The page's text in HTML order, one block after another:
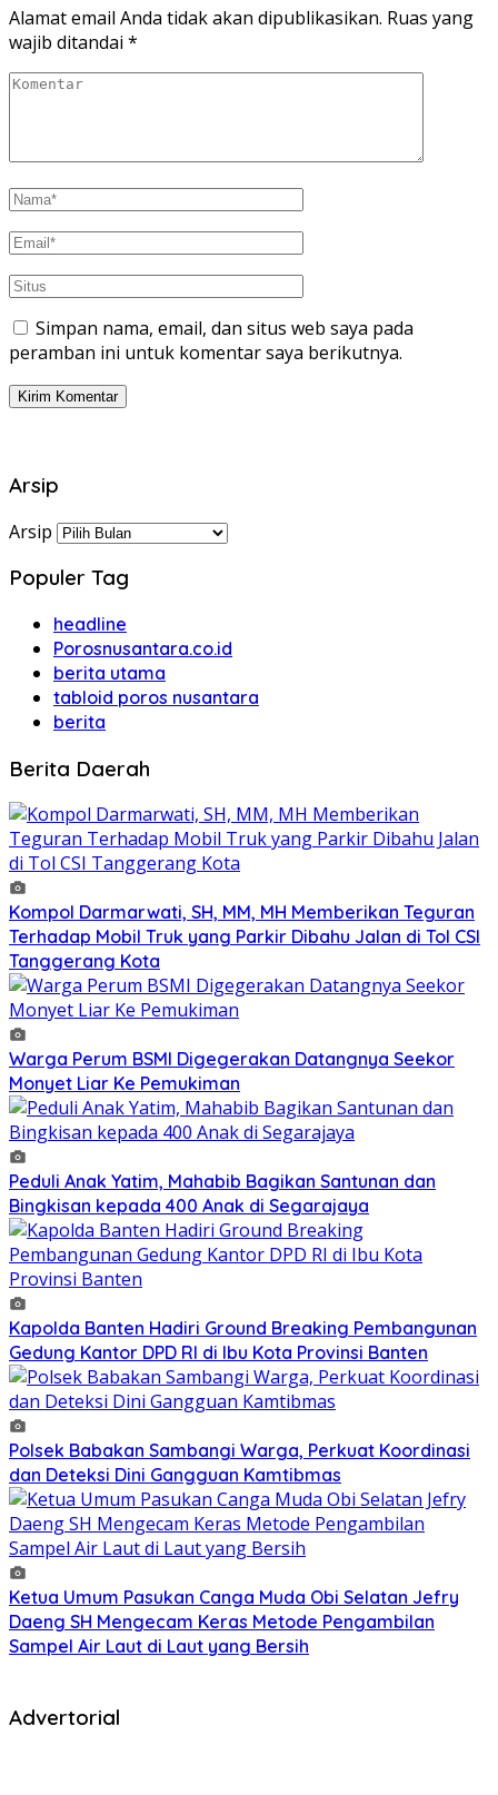
Alamat email Anda tidak akan dipublikasikan. Ruas yang
wajib ditandai *
Simpan nama, email, dan situs web saya pada
peramban ini untuk komentar saya berikutnya.
Arsip
Arsip
Populer Tag
headline
Porosnusantara.co.id
berita utama
tabloid poros nusantara
berita
Berita Daerah
Kompol Darmarwati, SH, MM, MH Memberikan Teguran
Terhadap Mobil Truk yang Parkir Dibahu Jalan di Tol CSI
Tanggerang Kota
Warga Perum BSMI Digegerakan Datangnya Seekor
Monyet Liar Ke Pemukiman
Peduli Anak Yatim, Mahabib Bagikan Santunan dan
Bingkisan kepada 400 Anak di Segarajaya
Kapolda Banten Hadiri Ground Breaking Pembangunan
Gedung Kantor DPD RI di Ibu Kota Provinsi Banten
Polsek Babakan Sambangi Warga, Perkuat Koordinasi
dan Deteksi Dini Gangguan Kamtibmas
Ketua Umum Pasukan Canga Muda Obi Selatan Jefry
Daeng SH Mengecam Keras Metode Pengambilan
Sampel Air Laut di Laut yang Bersih
Advertorial